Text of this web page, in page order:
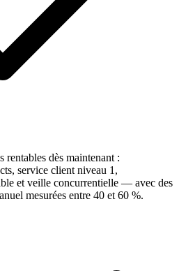
rentables dès maintenant :
service client niveau 1,
et veille concurrentielle — avec des
mesurées entre 40 et 60 %.